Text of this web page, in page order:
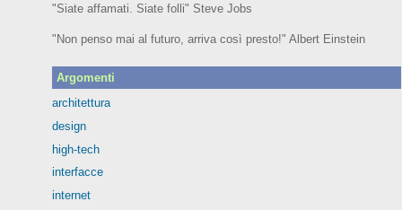
"Siate affamati. Siate folli" Steve Jobs
"Non penso mai al futuro, arriva così presto!" Albert Einstein
Argomenti
architettura
design
high-tech
interfacce
internet